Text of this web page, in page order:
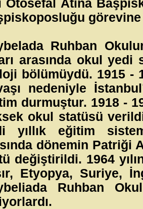
Otosefal Atina
Ruhban
arasında okul yedi
bölümüydü. 1915 -
nedeniyle
durmuştur. 1918 -
okul statüsü
yıllık eğitim
dönemin Patriği
değiştirildi. 1964
Etyopya, Suriye,
Ruhban